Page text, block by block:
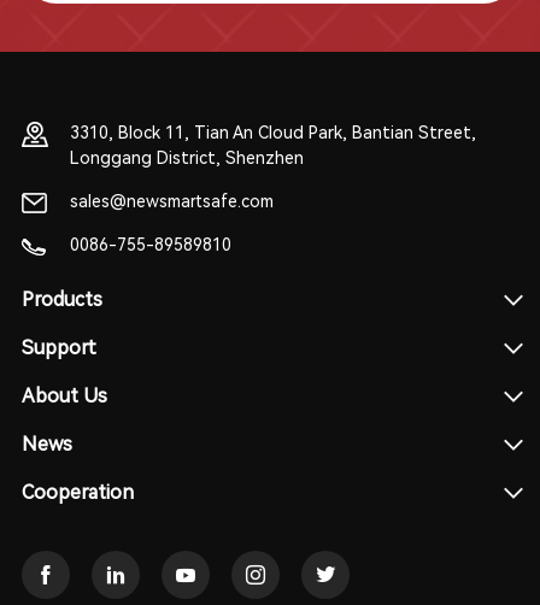
3310, Block 11, Tian An Cloud Park, Bantian Street,
Longgang District, Shenzhen
sales@newsmartsafe.com
0086-755-89589810
Products
Support
About Us
News
Cooperation